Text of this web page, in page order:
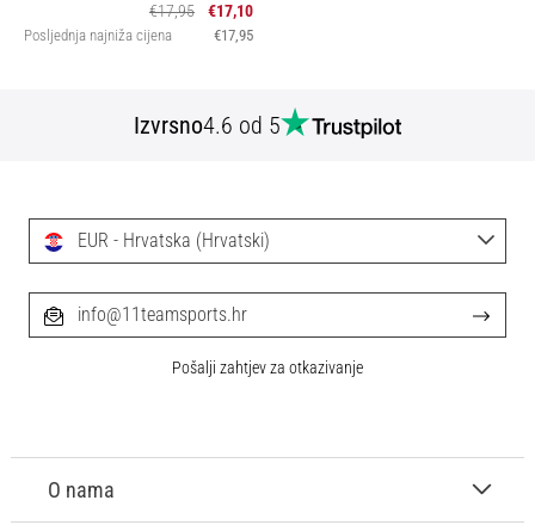
€17,95
€17,10
Posljednja najniža cijena €17,95
Izvrsno4.6 od 5
O nama
EUR - Hrvatska (Hrvatski)
info@11teamsports.hr
Pošalji zahtjev za otkazivanje